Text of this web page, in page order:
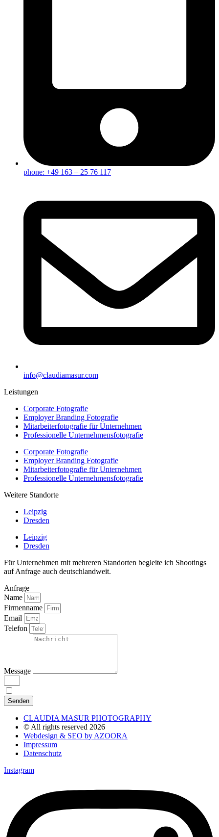
phone: +49 163 – 25 76 117
info@claudiamasur.com
Leistungen
Corporate Fotografie
Employer Branding Fotografie
Mitarbeiterfotografie für Unternehmen
Professionelle Unternehmensfotografie
Corporate Fotografie
Employer Branding Fotografie
Mitarbeiterfotografie für Unternehmen
Professionelle Unternehmensfotografie
Weitere Standorte
Leipzig
Dresden
Leipzig
Dresden
Für Unternehmen mit mehreren Standorten begleite ich Shootings
auf Anfrage auch deutschlandweit.
Anfrage
Name
Firmenname
Email
Telefon
Message
Senden
CLAUDIA MASUR PHOTOGRAPHY
© All rights reserved 2026
Webdesign & SEO by AZOORA
Impressum
Datenschutz
Instagram